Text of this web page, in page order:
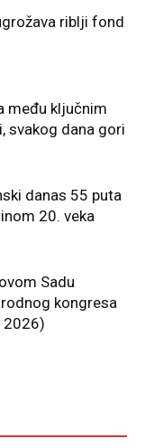
riblji fond
među ključnim
svakog dana gori
danas 55 puta
20. veka
Sadu
kongresa
2026)